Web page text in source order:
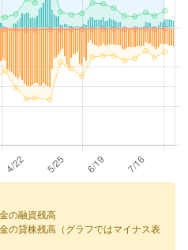
の融資残高
の貸株残高（グラフではマイナス表